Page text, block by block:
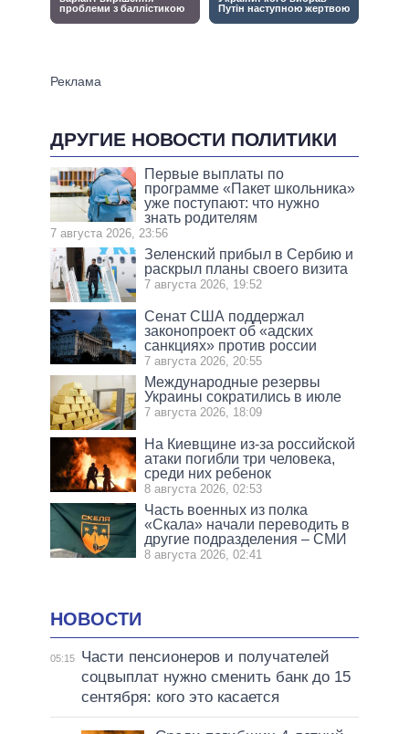
ДРУГИЕ НОВОСТИ ПОЛИТИКИ
Первые выплаты по
программе «Пакет школьника»
уже поступают: что нужно
знать родителям
7 августа 2026, 23:56
Зеленский прибыл в Сербию и
раскрыл планы своего визита
7 августа 2026, 19:52
Сенат США поддержал
законопроект об «адских
санкциях» против россии
7 августа 2026, 20:55
Международные резервы
Украины сократились в июле
7 августа 2026, 18:09
На Киевщине из-за российской
атаки погибли три человека,
среди них ребенок
8 августа 2026, 02:53
Часть военных из полка
«Скала» начали переводить в
другие подразделения – СМИ
8 августа 2026, 02:41
НОВОСТИ
05:15
Части пенсионеров и получателей
соцвыплат нужно сменить банк до 15
сентября: кого это касается